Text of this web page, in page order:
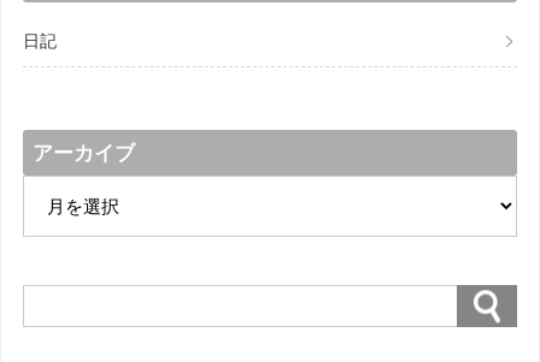
日記
アーカイブ
カ
ブ